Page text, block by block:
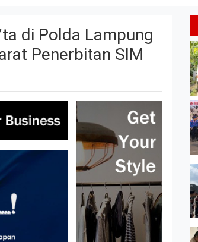
di Polda Lampung
Penerbitan SIM